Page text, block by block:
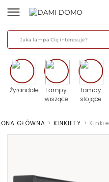
Żyrandole
Lampy
wiszące
Lampy
stojące
GŁÓWNA > KINKIETY >